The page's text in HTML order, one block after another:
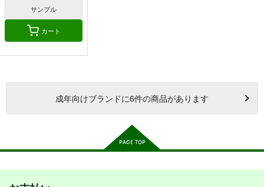
サンプル
カート
成年向けブランドに6件の商品があります